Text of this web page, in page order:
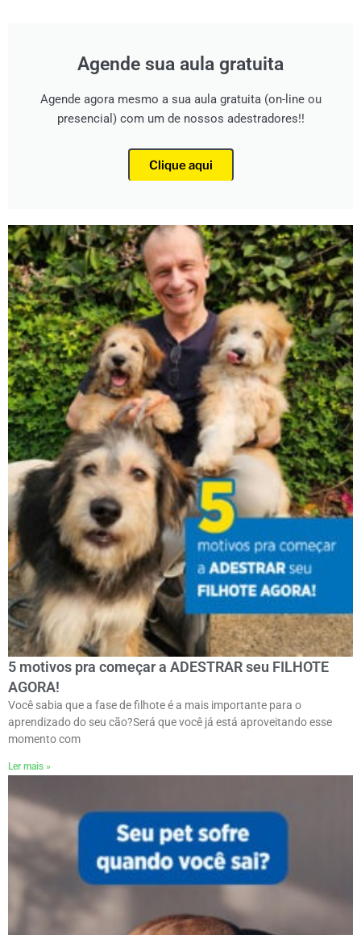
Agende sua aula gratuita
Agende agora mesmo a sua aula gratuita (on-line ou
presencial) com um de nossos adestradores!!
Clique aqui
5 motivos pra começar a ADESTRAR seu FILHOTE
AGORA!
Você sabia que a fase de filhote é a mais importante para o
aprendizado do seu cão?Será que você já está aproveitando esse
momento com
Ler mais »